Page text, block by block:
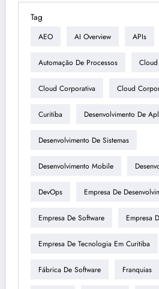
Tag
AEO AI Overview APIs
Automação De Processos
Cloud Corporativa Cloud
Curitiba Desenvolvimento De
Desenvolvimento De Sistemas
Desenvolvimento Mobile
DevOps Empresa De
Empresa De Software Empresa
Empresa De Tecnologia Em Curitiba
Fábrica De Software Franquias